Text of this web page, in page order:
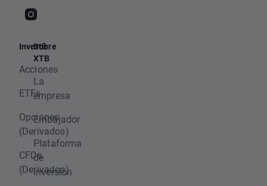
Invertir
Acciones
ETFs
Opciones
(Derivados)
CFDs
(Derivados)
Sobre
XTB
La
empresa
Embajador
Plataforma
de
inversión